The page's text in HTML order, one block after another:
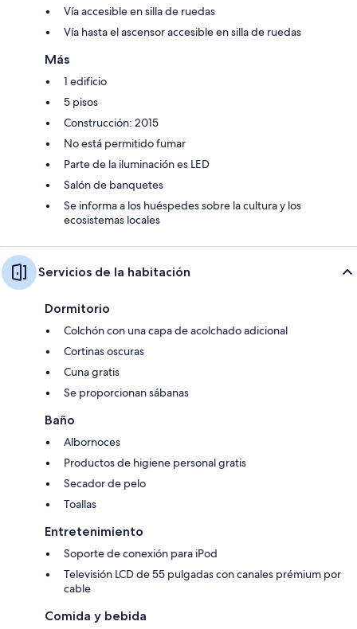
Vía accesible en silla de ruedas
Vía hasta el ascensor accesible en silla de ruedas
Más
1 edificio
5 pisos
Construcción: 2015
No está permitido fumar
Parte de la iluminación es LED
Salón de banquetes
Se informa a los huéspedes sobre la cultura y los
ecosistemas locales
Servicios de la habitación
Dormitorio
Colchón con una capa de acolchado adicional
Cortinas oscuras
Cuna gratis
Se proporcionan sábanas
Baño
Albornoces
Productos de higiene personal gratis
Secador de pelo
Toallas
Entretenimiento
Soporte de conexión para iPod
Televisión LCD de 55 pulgadas con canales prémium por
cable
Comida y bebida